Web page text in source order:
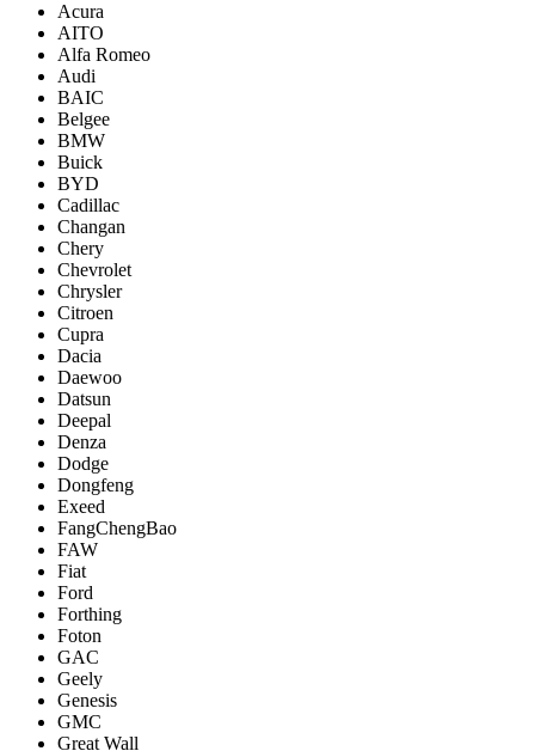
Acura
AITO
Alfa Romeo
Audi
BAIC
Belgee
BMW
Buick
BYD
Cadillac
Changan
Chery
Chevrolet
Chrysler
Citroen
Cupra
Dacia
Daewoo
Datsun
Deepal
Denza
Dodge
Dongfeng
Exeed
FangChengBao
FAW
Fiat
Ford
Forthing
Foton
GAC
Geely
Genesis
GMC
Great Wall